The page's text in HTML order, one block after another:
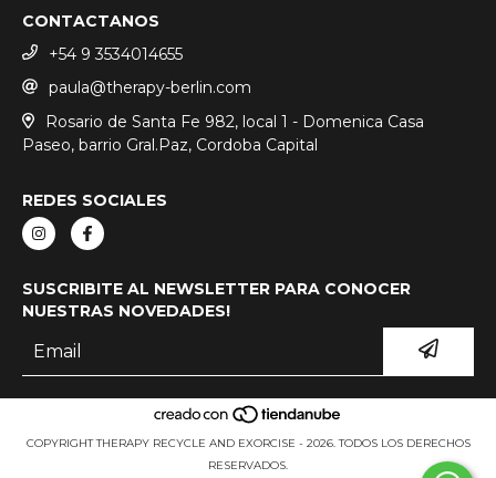
CONTACTANOS
+54 9 3534014655
paula@therapy-berlin.com
Rosario de Santa Fe 982, local 1 - Domenica Casa
Paseo, barrio Gral.Paz, Cordoba Capital
REDES SOCIALES
SUSCRIBITE AL NEWSLETTER PARA CONOCER
NUESTRAS NOVEDADES!
COPYRIGHT THERAPY RECYCLE AND EXORCISE - 2026. TODOS LOS DERECHOS
RESERVADOS.